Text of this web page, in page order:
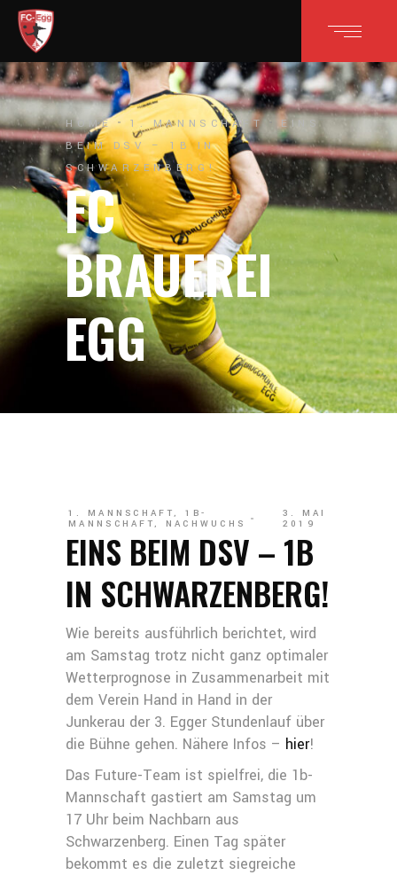
HOME 1. MANNSCHAFT
EINS
BEIM DSV – 1B IN
SCHWARZENBERG!
FC
BRAUEREI
EGG
1. MANNSCHAFT, 1B-
MANNSCHAFT, NACHWUCHS
3. MAI
2019
EINS BEIM DSV – 1B
IN SCHWARZENBERG!
Wie bereits ausführlich berichtet, wird
am Samstag trotz nicht ganz optimaler
Wetterprognose in Zusammenarbeit mit
dem Verein Hand in Hand in der
Junkerau der 3. Egger Stundenlauf über
die Bühne gehen. Nähere Infos – hier!
Das Future-Team ist spielfrei, die 1b-
Mannschaft gastiert am Samstag um
17 Uhr beim Nachbarn aus
Schwarzenberg. Einen Tag später
bekommt es die zuletzt siegreiche